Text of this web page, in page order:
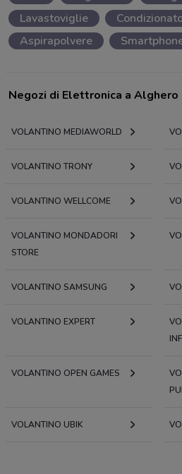
Lavastoviglie
Aspirapolvere
Negozi di Elettronica a Alghero
VOLANTINO MEDIAWORLD
VOLANTINO TRONY
VOLANTINO WELLCOME
VOLANTINO MONDADORI
STORE
VOLANTINO SAMSUNG
VOLANTINO EXPERT
VOLANTINO OPEN GAMES
VOLANTINO UBIK